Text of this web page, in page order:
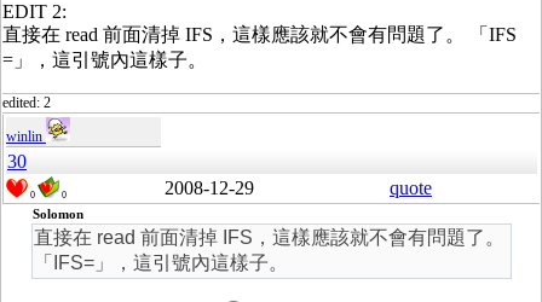
EDIT 2:
直接在 read 前面清掉 IFS，這樣應該就不會有問題了。 「IFS
=」，這引號內這樣子。
edited: 2
winlin
30
0 0 2008-12-29 quote
Solomon
直接在 read 前面清掉 IFS，這樣應該就不會有問題了。
「IFS=」，這引號內這樣子。